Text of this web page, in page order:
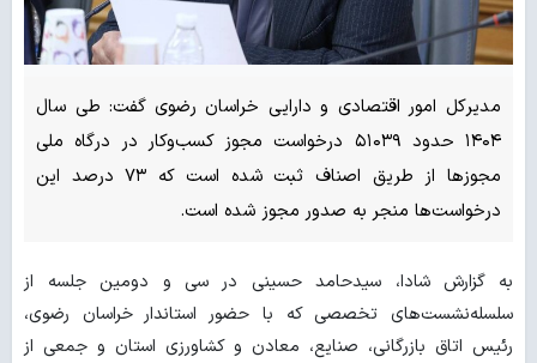
مدیرکل امور اقتصادی و دارایی خراسان رضوی گفت: طی سال
۱۴۰۴ حدود ۵۱۰۳۹ درخواست مجوز کسب‌وکار در درگاه ملی
مجوزها از طریق اصناف ثبت شده است که ۷۳ درصد این
درخواست‌ها منجر به صدور مجوز شده است.
به گزارش شادا، سیدحامد حسینی در سی و دومین جلسه از
سلسله‌نشست‌های تخصصی که با حضور استاندار خراسان رضوی،
رئیس اتاق بازرگانی، صنایع، معادن و کشاورزی استان و جمعی از